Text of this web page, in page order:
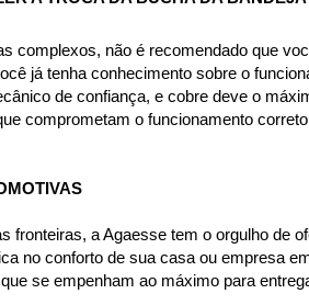
complexos, não é recomendado que
já tenha conhecimento sobre o
de confiança, e cobre deve o
comprometam o funcionamento
fronteiras, a Agaesse tem o orgulho de
no conforto de sua casa ou empresa
se empenham ao máximo para